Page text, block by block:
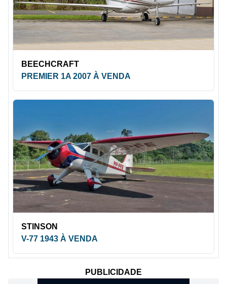
BEECHCRAFT
PREMIER 1A 2007 À VENDA
STINSON
V-77 1943 À VENDA
PUBLICIDADE